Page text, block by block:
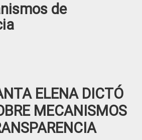
de
ELENA DICTÓ
MECANISMOS